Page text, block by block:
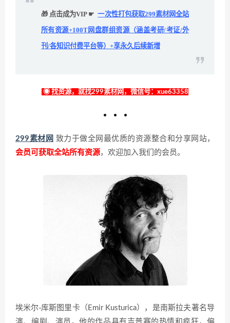
🎁 点击成为VIP ☛ 一次性打包获取299素材网全站
所有资源+100T网盘群组资源（涵盖考研/考证/外
刊/各知识付费平台等）+享永久后续新增
◉ 找资源，就找299素材网，微信号：xue63358
299素材网 致力于做全网最优质的资源整合和分享网站，
会员可获取全站所有资源，欢迎加入我们的会员。
埃米尔·库斯图里卡（Emir Kusturica），是南斯拉夫著名导